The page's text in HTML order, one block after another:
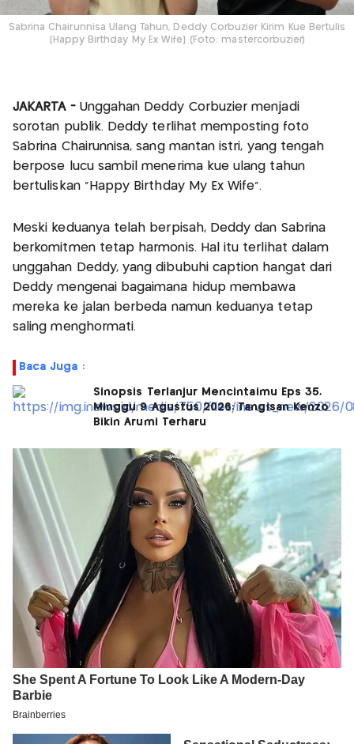
Sabrina Chairunnisa Ulang Tahun, Deddy Corbuzier Kirim Kue Bertulis
{Happy Birthday My Ex Wife} (Foto: mastercorbuzier)
JAKARTA - Unggahan Deddy Corbuzier menjadi
sorotan publik. Deddy terlihat memposting foto
Sabrina Chairunnisa, sang mantan istri, yang tengah
berpose lucu sambil menerima kue ulang tahun
bertuliskan “Happy Birthday My Ex Wife”.
Meski keduanya telah berpisah, Deddy dan Sabrina
berkomitmen tetap harmonis. Hal itu terlihat dalam
unggahan Deddy, yang dibubuhi caption hangat dari
Deddy mengenai bagaimana hidup membawa
mereka ke jalan berbeda namun keduanya tetap
saling menghormati.
Baca Juga :
Sinopsis Terlanjur Mencintaimu Eps 35,
Minggu 9 Agustus 2026: Tangisan Kenzo
Bikin Arumi Terharu